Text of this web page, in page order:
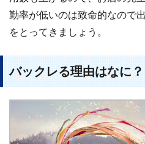
勤率が低いのは致命的なので
をとってきましょう。
バックレる理由はなに？